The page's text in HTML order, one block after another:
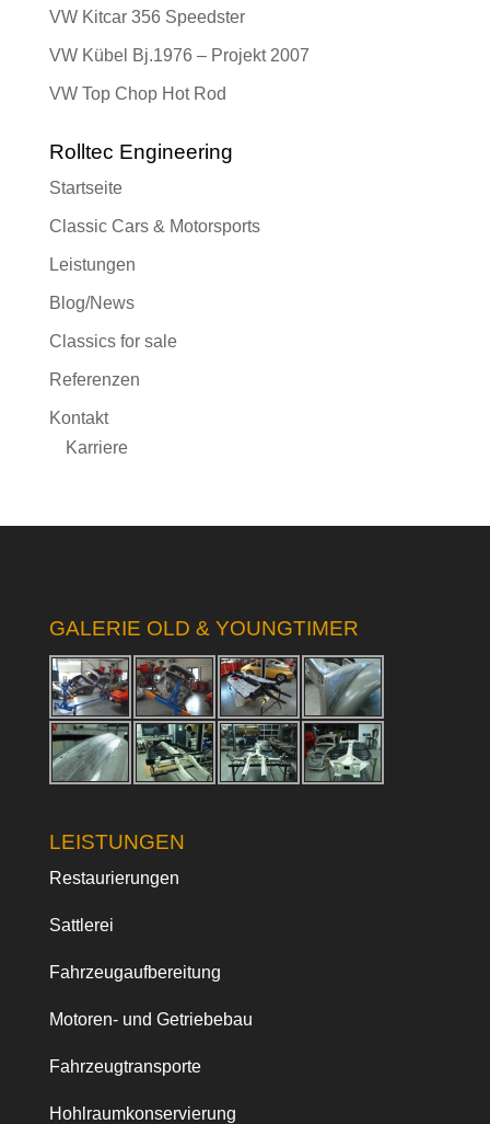
VW Kitcar 356 Speedster
VW Kübel Bj.1976 – Projekt 2007
VW Top Chop Hot Rod
Rolltec Engineering
Startseite
Classic Cars & Motorsports
Leistungen
Blog/News
Classics for sale
Referenzen
Kontakt
Karriere
GALERIE OLD & YOUNGTIMER
LEISTUNGEN
Restaurierungen
Sattlerei
Fahrzeugaufbereitung
Motoren- und Getriebebau
Fahrzeugtransporte
Hohlraumkonservierung